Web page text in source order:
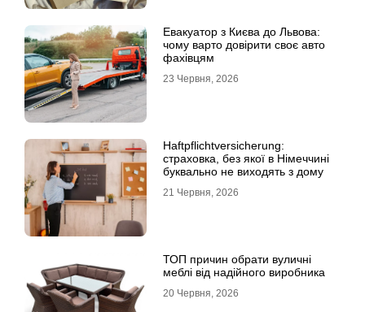
Евакуатор з Києва до Львова:
чому варто довірити своє авто
фахівцям
23 Червня, 2026
Haftpflichtversicherung:
страховка, без якої в Німеччині
буквально не виходять з дому
21 Червня, 2026
ТОП причин обрати вуличні
меблі від надійного виробника
20 Червня, 2026